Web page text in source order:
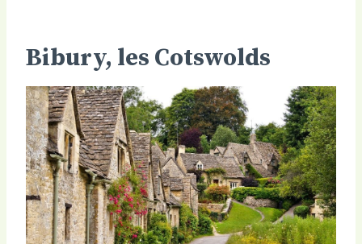
Bibury, les Cotswolds